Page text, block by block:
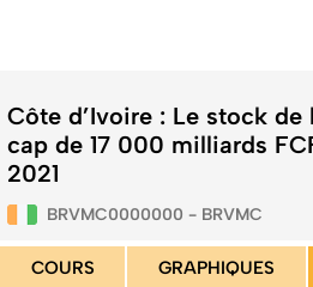
Côte d’Ivoire : Le stock
cap de 17 000 milliards
2021
BRVMC0000000 - BRVMC
COURS GRAPHIQUES